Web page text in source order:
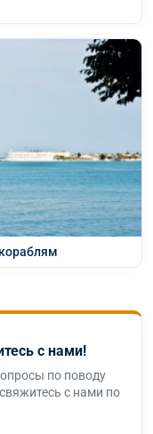
с нами!
по поводу
с нами по